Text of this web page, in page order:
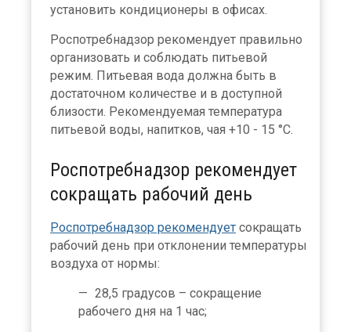
установить кондиционеры в офисах.
Роспотребнадзор рекомендует правильно
организовать и соблюдать питьевой
режим. Питьевая вода должна быть в
достаточном количестве и в доступной
близости. Рекомендуемая температура
питьевой воды, напитков, чая +10 - 15 °C.
Роспотребнадзор рекомендует
сокращать рабочий день
Роспотребнадзор рекомендует сокращать
рабочий день при отклонении температуры
воздуха от нормы:
28,5 градусов – сокращение
рабочего дня на 1 час;